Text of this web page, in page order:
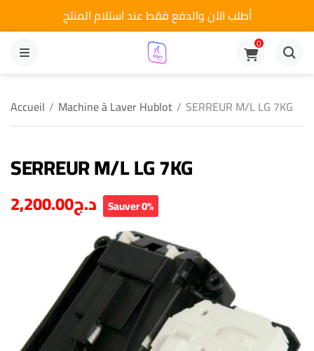
أطلب الآن والدفع فقط عند استلام المنتج
MENU
0
Accueil / Machine à Laver Hublot / SERREUR M/L LG 7KG
SERREUR M/L LG 7KG
د.ج2,200.00 Sauver 0%